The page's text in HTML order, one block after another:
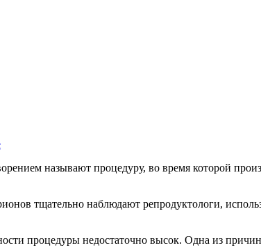
называют процедуру, во время которой
тщательно наблюдают репродуктологи,
процедуры недостаточно высок. Одна из